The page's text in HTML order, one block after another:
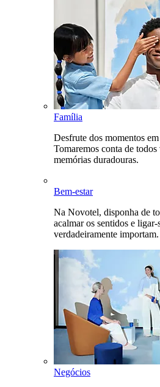
Família
Desfrute dos momentos
Tomaremos conta de
memórias duradouras.
Bem-estar
Na Novotel, disponha de
acalmar os sentidos e ligar-
verdadeiramente importam.
Negócios